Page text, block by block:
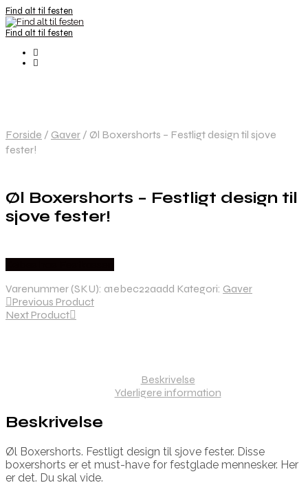
Find alt til festen
Find alt til festen
Forside / Gaver / Øl Boxershorts – Festligt design til sjove
fester!
Øl Boxershorts – Festligt design til
sjove fester!
Varenummer (SKU): a1ebec22aadd Kategori: Gaver
Previous Product
Next Product
Beskrivelse
Yderligere information
Beskrivelse
Øl Boxershorts. Festligt design til sjove fester. Disse
boxershorts er et must-have for festglade mennesker. Her
er det. Du skal vide.